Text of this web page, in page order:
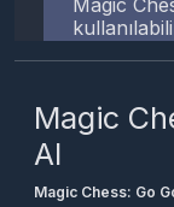
Magic
Go oyunu
değildir.
Magic
Al
Magic Chess: Go